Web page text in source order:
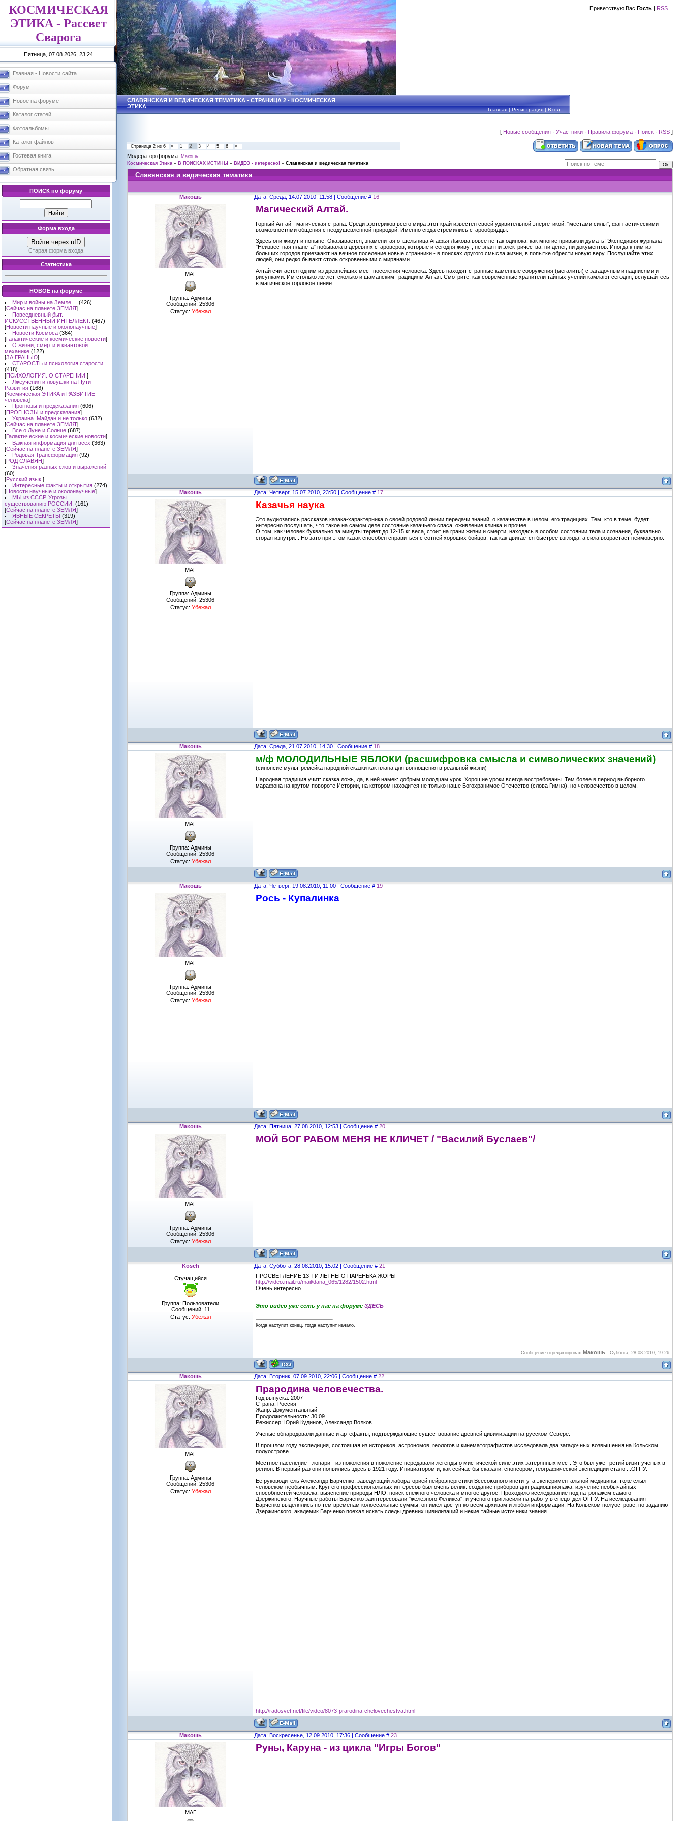
КОСМИЧЕСКАЯ
ЭТИКА - Рассвет
Сварога
Пятница, 07.08.2026, 23:24
Главная - Новости сайта
Форум
Новое на форуме
Каталог статей
Фотоальбомы
Каталог файлов
Гостевая книга
Обратная связь
ПОИСК по форуму
Форма входа
Войти через uID
Старая форма входа
Статистика
НОВОЕ на форуме
Мир и войны на Земле ...
(426)
[Сейчас на планете ЗЕМЛЯ]
Повседневный быт.
ИСКУССТВЕННЫЙ ИНТЕЛЛЕКТ. (467)
[Новости научные и околонаучные]
Новости Космоса (364)
[Галактические и космические новости]
О жизни, смерти и квантовой
механике (122)
[ЗА ГРАНЬЮ]
СТАРОСТЬ и психология старости
(418)
[ПСИХОЛОГИЯ. О СТАРЕНИИ. ]
Лжеучения и ловушки на Пути
Развития (168)
[Космическая ЭТИКА и РАЗВИТИЕ
человека]
Прогнозы и предсказания (606)
[ПРОГНОЗЫ и предсказания]
Украина. Майдан и не только (632)
[Сейчас на планете ЗЕМЛЯ]
Все о Луне и Солнце (687)
[Галактические и космические новости]
Важная информация для всех (363)
[Сейчас на планете ЗЕМЛЯ]
Родовая Трансформация (92)
[РОД СЛАВЯН]
Значения разных слов и выражений
(60)
[Русский язык. ]
Интересные факты и открытия (274)
[Новости научные и околонаучные]
МЫ из СССР. Угрозы
существованию РОССИИ. (161)
[Сейчас на планете ЗЕМЛЯ]
ЯВНЫЕ СЕКРЕТЫ (319)
[Сейчас на планете ЗЕМЛЯ]
Приветствую Вас Гость | RSS
СЛАВЯНСКАЯ И ВЕДИЧЕСКАЯ ТЕМАТИКА - СТРАНИЦА 2 - КОСМИЧЕСКАЯ
ЭТИКА
Главная|Регистрация|Вход
[ Новые сообщения · Участники · Правила форума · Поиск · RSS ]
Страница 2 из 6 « 1 2 3 4 5 6 »
Модератор форума: Макошь
Космическая Этика » В ПОИСКАХ ИСТИНЫ » ВИДЕО - интересно! » Славянская и ведическая тематика
Славянская и ведическая тематика
Макошь Дата: Среда, 14.07.2010, 11:58 | Сообщение # 16
МАГ
Группа: Админы
Сообщений: 25306
Статус: Убежал
Магический Алтай.
Горный Алтай - магическая страна. Среди эзотериков всего мира этот край известен своей удивительной энергетикой, "местами силы", фантастическими
возможностями общения с неодушевленной природой. Именно сюда стремились старообрядцы.
Здесь они живут и поныне. Оказывается, знаменитая отшельница Агафья Лыкова вовсе не так одинока, как многие привыкли думать! Экспедиция журнала
"Неизвестная планета" побывала в деревнях староверов, которые и сегодня живут, не зная ни электричества, ни денег, ни документов. Иногда к ним из
больших городов приезжают на вечное поселение новые странники - в поисках другого смысла жизни, в попытке обрести новую веру. Послушайте этих
людей, они редко бывают столь откровенными с мирянами.
Алтай считается одним из древнейших мест поселения человека. Здесь находят странные каменные сооружения (мегалиты) с загадочными надписями и
рисунками. Им столько же лет, сколько и шаманским традициям Алтая. Смотрите, как современные хранители тайных учений камлают сегодня, вслушайтесь
в магическое горловое пение.
Макошь Дата: Четверг, 15.07.2010, 23:50 | Сообщение # 17
МАГ
Группа: Админы
Сообщений: 25306
Статус: Убежал
Казачья наука
Это аудиозапись рассказов казака-характерника о своей родовой линии передачи знаний, о казачестве в целом, его традициях. Тем, кто в теме, будет
интересно послушать, что такое на самом деле состояние казачьего спаса, оживление клинка и прочее.
О том, как человек буквально за минуты теряет до 12-15 кг веса, стоит на грани жизни и смерти, находясь в особом состоянии тела и сознания, буквально
сгорая изнутри... Но зато при этом казак способен справиться с сотней хороших бойцов, так как двигается быстрее взгляда, а сила возрастает неимоверно.
Макошь Дата: Среда, 21.07.2010, 14:30 | Сообщение # 18
МАГ
Группа: Админы
Сообщений: 25306
Статус: Убежал
м/ф МОЛОДИЛЬНЫЕ ЯБЛОКИ (расшифровка смысла и символических значений)
(синопсис мульт-ремейка народной сказки как плана для воплощения в реальной жизни)
Народная традиция учит: сказка ложь, да, в ней намек: добрым молодцам урок. Хорошие уроки всегда востребованы. Тем более в период выборного
марафона на крутом повороте Истории, на котором находится не только наше Богохранимое Отечество (слова Гимна), но человечество в целом.
Макошь Дата: Четверг, 19.08.2010, 11:00 | Сообщение # 19
МАГ
Группа: Админы
Сообщений: 25306
Статус: Убежал
Рось - Купалинка
Макошь Дата: Пятница, 27.08.2010, 12:53 | Сообщение # 20
МАГ
Группа: Админы
Сообщений: 25306
Статус: Убежал
МОЙ БОГ РАБОМ МЕНЯ НЕ КЛИЧЕТ / "Василий Буслаев"/
Kosch Дата: Суббота, 28.08.2010, 15:02 | Сообщение # 21
Стучащийся
Группа: Пользователи
Сообщений: 11
Статус: Убежал
ПРОСВЕТЛЕНИЕ 13-ТИ ЛЕТНЕГО ПАРЕНЬКА ЖОРЫ
http://video.mail.ru/mail/dana_065/1282/1502.html
Очень интересно
--------------------------------
Это видео уже есть у нас на форуме ЗДЕСЬ
Когда наступит конец, тогда наступит начало.
Сообщение отредактировал Макошь - Суббота, 28.08.2010, 19:26
Макошь Дата: Вторник, 07.09.2010, 22:06 | Сообщение # 22
МАГ
Группа: Админы
Сообщений: 25306
Статус: Убежал
Прародина человечества.
Год выпуска: 2007
Страна: Россия
Жанр: Документальный
Продолжительность: 30:09
Режиссер: Юрий Кудинов, Александр Волков
Ученые обнародовали данные и артефакты, подтверждающие существование древней цивилизации на русском Севере.
В прошлом году экспедиция, состоящая из историков, астрономов, геологов и кинематографистов исследовала два загадочных возвышения на Кольском
полуострове.
Местное население - лопари - из поколения в поколение передавали легенды о мистической силе этих затерянных мест. Это был уже третий визит ученых в
регион. В первый раз они появились здесь в 1921 году. Инициатором и, как сейчас бы сказали, спонсором, географической экспедиции стало ...ОГПУ.
Ее руководитель Александр Барченко, заведующий лабораторией нейроэнергетики Всесоюзного института экспериментальной медицины, тоже слыл
человеком необычным. Круг его профессиональных интересов был очень велик: создание приборов для радиошпионажа, изучение необычайных
способностей человека, выяснение природы НЛО, поиск снежного человека и многое другое. Проходило исследование под патронажем самого
Дзержинского. Научные работы Барченко заинтересовали "железного Феликса", и ученого пригласили на работу в спецотдел ОГПУ. На исследования
Барченко выделялись по тем временам колоссальные суммы, он имел доступ ко всем архивам и любой информации. На Кольском полуострове, по заданию
Дзержинского, академик Барченко поехал искать следы древних цивилизаций и некие тайные источники знания.
http://radosvet.net/file/video/8073-prarodina-chelovechestva.html
Макошь Дата: Воскресенье, 12.09.2010, 17:36 | Сообщение # 23
МАГ
Руны, Каруна - из цикла "Игры Богов"